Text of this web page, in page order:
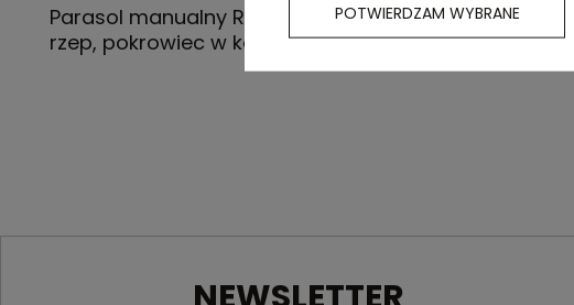
Parasol manualny RPET, składany, 8 paneli, zapięcie na
rzep, pokrowiec w komplecie
POTWIERDZAM WYBRANE